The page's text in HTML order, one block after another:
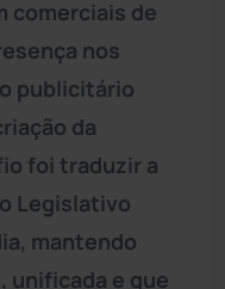
comerciais de
nos
publicitário
da
foi traduzir a
Legislativo
mantendo
unificada e que